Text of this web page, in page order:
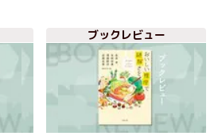
ル番犬物語』大崎梢
ブックレビュー